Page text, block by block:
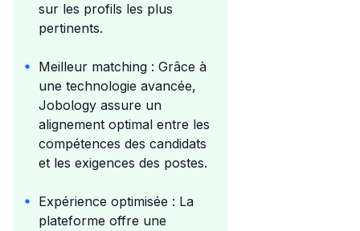
sur les profils les plus
pertinents.
Meilleur matching : Grâce à
une technologie avancée,
Jobology assure un
alignement optimal entre les
compétences des candidats
et les exigences des postes.
Expérience optimisée : La
plateforme offre une